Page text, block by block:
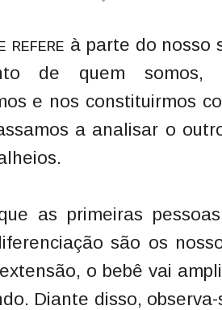
refere à parte do nosso
de quem
e nos constituirmos
a analisar o
as primeiras
são os
o bebê vai
Diante disso,